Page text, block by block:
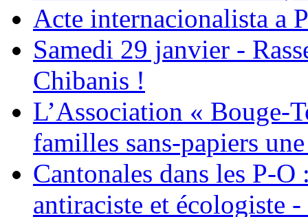
Acte internacionalista a
Samedi 29 janvier -
Chibanis !
L’Association « Bouge-
familles sans-papiers
Cantonales dans les P-
antiraciste et écologiste